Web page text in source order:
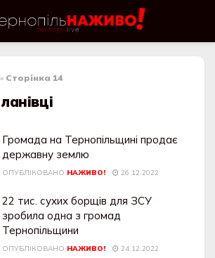
» Сторінка 14
ланівці
Громада на Тернопільщині продає
державну землю
ОПУБЛІКОВАНО НАЖИВО! 26.12.2022
22 тис. сухих борщів для ЗСУ
зробила одна з громад
Тернопільщини
ОПУБЛІКОВАНО НАЖИВО! 24.12.2022